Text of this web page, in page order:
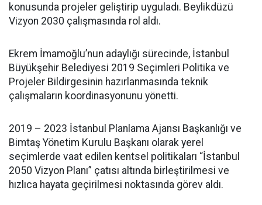
konusunda projeler geliştirip uyguladı. Beylikdüzü
Vizyon 2030 çalışmasında rol aldı.
Ekrem İmamoğlu’nun adaylığı sürecinde, İstanbul
Büyükşehir Belediyesi 2019 Seçimleri Politika ve
Projeler Bildirgesinin hazırlanmasında teknik
çalışmaların koordinasyonunu yönetti.
2019 – 2023 İstanbul Planlama Ajansı Başkanlığı ve
Bimtaş Yönetim Kurulu Başkanı olarak yerel
seçimlerde vaat edilen kentsel politikaları “İstanbul
2050 Vizyon Planı” çatısı altında birleştirilmesi ve
hızlıca hayata geçirilmesi noktasında görev aldı.